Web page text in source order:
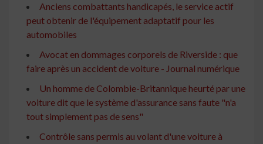
Anciens combattants handicapés, le service actif
peut obtenir de l'équipement adaptatif pour les
automobiles
Avocat en dommages corporels de Riverside : que
faire après un accident de voiture - Journal numérique
Un homme de Colombie-Britannique heurté par une
voiture dit que le système d'assurance sans faute "n'a
tout simplement pas de sens"
Contrôle sans permis au volant d'une voiture à